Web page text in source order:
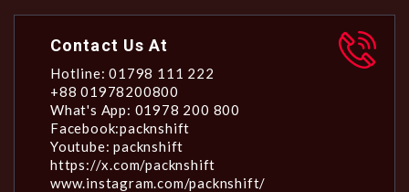
Contact Us At
Hotline: 01798 111 222
+88 01978200800
What's App: 01978 200 800
Facebook:packnshift
Youtube: packnshift
https://x.com/packnshift
www.instagram.com/packnshift/